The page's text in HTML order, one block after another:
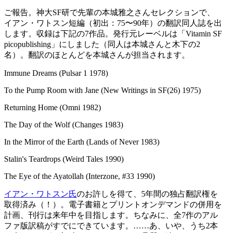
ご報告。神大SF研で先輩の本城雅之さんセレクションで、
イアン・ワトスン短編（初出：75〜90年）の翻訳同人誌を出
します。収録は下記の7作品。発行元レーベルは「Vitamin SF
picopublishing」にしました（同人は本城さんと木下の2
名）。翻訳のほとんどを本城さんが担当されます。
Immune Dreams (Pulsar 1 1978)
To the Pump Room with Jane (New Writings in SF(26) 1975)
Returning Home (Omni 1982)
The Day of the Wolf (Changes 1983)
In the Mirror of the Earth (Lands of Never 1983)
Stalin's Teardrops (Weird Tales 1990)
The Eye of the Ayatollah (Interzone, #33 1990)
イアン・ワトスン氏のお許しを得て、5年間の独占翻訳権を
取得済み（！）。電子書籍とプリントオンデマンドの併用を
計画、刊行は来年中を目指します。ちなみに、全7作のアル
ファ版訳稿がすでにできています。……あ、いや、うち2本